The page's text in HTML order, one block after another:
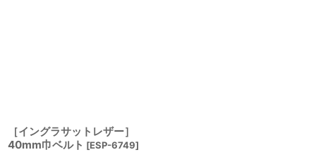
［イングラサットレザー］
40mm巾ベルト [ESP-6749]